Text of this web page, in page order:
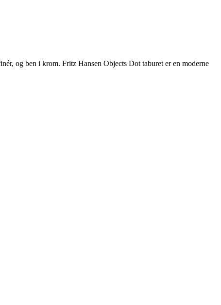
og ben i krom. Fritz Hansen Objects Dot taburet er en moderne